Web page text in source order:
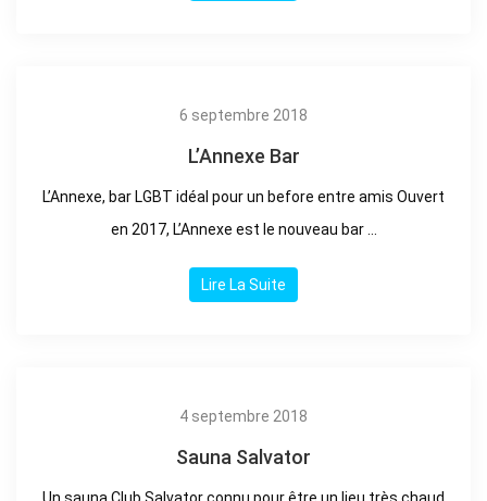
6 septembre 2018
L’Annexe Bar
L’Annexe, bar LGBT idéal pour un before entre amis Ouvert
en 2017, L’Annexe est le nouveau bar ...
Lire La Suite
4 septembre 2018
Sauna Salvator